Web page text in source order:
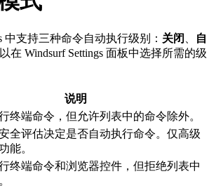
中支持三种命令自动执行级别： 关闭
自
在 Windsurf Settings 面板中选择所需的级
说明
终端命令，但允许列表中的命令除外。
全评估决定是否自动执行命令。仅高级
能。
终端命令和浏览器控件，但拒绝列表中